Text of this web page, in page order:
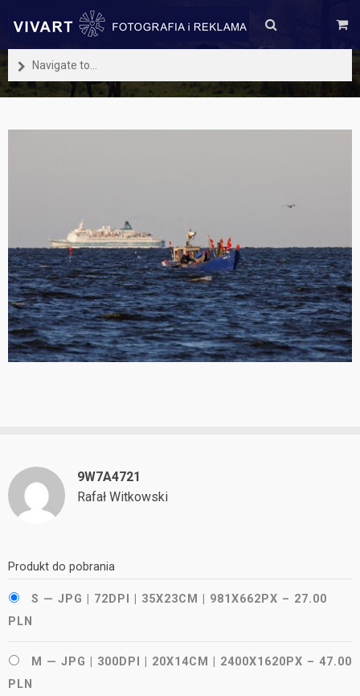
Navigate to...
9W7A4721
Rafał Witkowski
Produkt do pobrania
S — JPG | 72DPI | 35X23CM | 981X662PX – 27.00
PLN
M — JPG | 300DPI | 20X14CM | 2400X1620PX – 47.00
PLN